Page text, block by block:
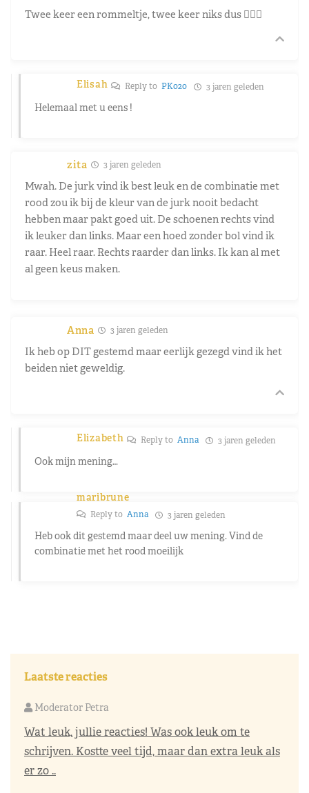
Twee keer een rommeltje, twee keer niks dus 🤷🏼‍♂️
Elisah Reply toPK020 3 jaren geleden
Helemaal met u eens !
zita 3 jaren geleden
Mwah. De jurk vind ik best leuk en de combinatie met
rood zou ik bij de kleur van de jurk nooit bedacht
hebben maar pakt goed uit. De schoenen rechts vind
ik leuker dan links. Maar een hoed zonder bol vind ik
raar. Heel raar. Rechts raarder dan links. Ik kan al met
al geen keus maken.
Anna 3 jaren geleden
Ik heb op DIT gestemd maar eerlijk gezegd vind ik het
beiden niet geweldig.
Elizabeth Reply toAnna 3 jaren geleden
Ook mijn mening…
maribrune
Reply to Anna 3 jaren geleden
Heb ook dit gestemd maar deel uw mening. Vind de
combinatie met het rood moeilijk
Laatste reacties
Moderator Petra
Wat leuk, jullie reacties! Was ook leuk om te
schrijven. Kostte veel tijd, maar dan extra leuk als
er zo ..